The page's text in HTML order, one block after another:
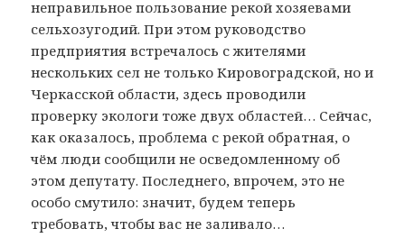
неправильное пользование рекой хозяевами
сельхозугодий. При этом руководство
предприятия встречалось с жителями
нескольких сел не только Кировоградской, но и
Черкасской области, здесь проводили
проверку экологи тоже двух областей… Сейчас,
как оказалось, проблема с рекой обратная, о
чём люди сообщили не осведомленному об
этом депутату. Последнего, впрочем, это не
особо смутило: значит, будем теперь
требовать, чтобы вас не заливало…